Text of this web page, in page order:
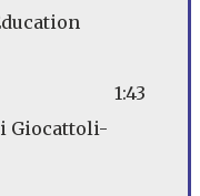
1:43
Giocattoli-